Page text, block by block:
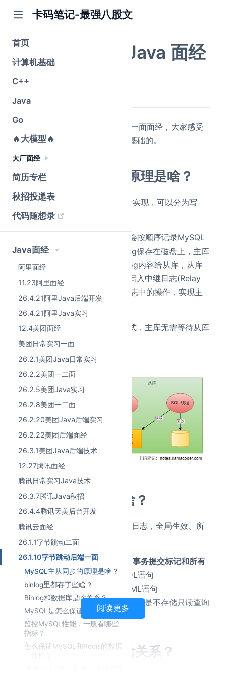
卡码笔记-最强八股文
首页
计算机基础
C++
Java
Go
🔥大模型🔥
大厂面经
简历专栏
秋招投递表
代码随想录
Java面经
阿里面经
11.23阿里面经
26.4.21阿里Java后端开发
26.4.21阿里Java实习
12.4美团面经
美团日常实习一面
26.2.1美团Java日常实习
26.2.2美团一二面
26.2.5美团Java实习
26.2.8美团一二面
26.2.20美团Java后端实习
26.2.22美团后端面经
26.3.1美团Java后端技术
12.27腾讯面经
腾讯日常实习Java技术
26.3.7腾讯Java秋招
26.4.4腾讯天美后台开发
腾讯云面经
26.1.1字节跳动二面
26.1.10字节跳动后端一面
MySQL主从同步的原理是啥？
binlog里都存了些啥？
Binlog和数据库是啥关系？
MySQL是怎么保证ACID的？
监控MySQL性能，一般看哪些
指标？
怎么保证MySQL和Redis的数据
字节跳动一面 Java 面经
(opens new window)
录友分享字节一面面经，大家感受
一下，难度，整体来说还是比较基础的。
MySQL主从同步的原理是啥？
MySQL的主从同步依赖于
实现，可以分为写
入、同步、回放三步操作。
主库对数据进行增删改操作后，会按顺序记录MySQL
上所有变化并以二进制形式Binlog保存在磁盘上，主库
的Binlog Dump线程
会推送Binlog内容给从库，从库
通过 IO线程拉取主库的Binlog并写入中继日志(Relay
重放中继日志中的操作，实现主
SQL线程采用的是异步复制的模式，主库无需等待从库
确认即可执行后续操作。
binlog里都存了些啥？
Binlog是MySQL服务层的二进制日志，全局生效、所
有引擎共用。
记录MySQL中操作的执行顺序、事务提交标记和所有
数据变更类的操作事件，包括DDL语句
（CREATE/ALTER/DROP）和DML语句
（INSERT/UPDATE/DELETE），但是不存储只读查询
操作。
Binlog和数据库是啥关系？
阅读更多